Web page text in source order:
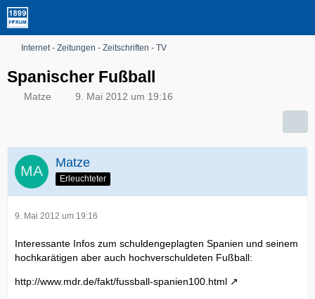
Internet - Zeitungen - Zeitschriften - TV
Spanischer Fußball
Matze 9. Mai 2012 um 19:16
Matze
Erleuchteter
9. Mai 2012 um 19:16
Interessante Infos zum schuldengeplagten Spanien und seinem
hochkarätigen aber auch hochverschuldeten Fußball:
http://www.mdr.de/fakt/fussball-spanien100.html